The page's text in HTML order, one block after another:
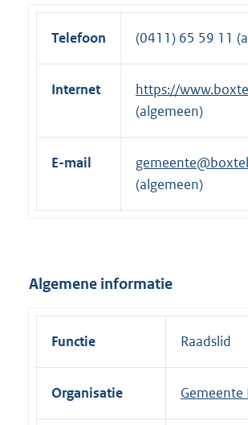
Telefoon (0411) 65 59 11
Internet
E
x
t
r
e
n
k
https://
(algemeen)
E-mail
(algemeen)
Algemene informatie
Functie Raadslid
Organisatie Gemeente